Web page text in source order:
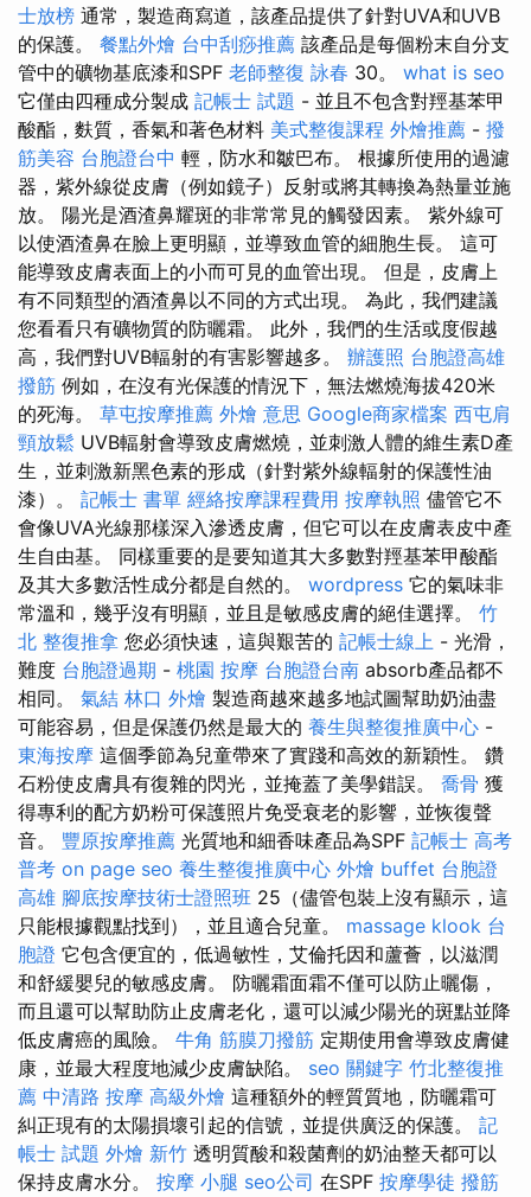
士放榜 通常，製造商寫道，該產品提供了針對UVA和UVB
的保護。 餐點外燴 台中刮痧推薦 該產品是每個粉末自分支
管中的礦物基底漆和SPF 老師整復 詠春 30。 what is seo
它僅由四種成分製成 記帳士 試題 - 並且不包含對羥基苯甲
酸酯，麩質，香氣和著色材料 美式整復課程 外燴推薦 - 撥
筋美容 台胞證台中 輕，防水和皺巴布。 根據所使用的過濾
器，紫外線從皮膚（例如鏡子）反射或將其轉換為熱量並施
放。 陽光是酒渣鼻耀斑的非常常見的觸發因素。 紫外線可
以使酒渣鼻在臉上更明顯，並導致血管的細胞生長。 這可
能導致皮膚表面上的小而可見的血管出現。 但是，皮膚上
有不同類型的酒渣鼻以不同的方式出現。 為此，我們建議
您看看只有礦物質的防曬霜。 此外，我們的生活或度假越
高，我們對UVB輻射的有害影響越多。 辦護照 台胞證高雄
撥筋 例如，在沒有光保護的情況下，無法燃燒海拔420米
的死海。 草屯按摩推薦 外燴 意思 Google商家檔案 西屯肩
頸放鬆 UVB輻射會導致皮膚燃燒，並刺激人體的維生素D產
生，並刺激新黑色素的形成（針對紫外線輻射的保護性油
漆）。 記帳士 書單 經絡按摩課程費用 按摩執照 儘管它不
會像UVA光線那樣深入滲透皮膚，但它可以在皮膚表皮中產
生自由基。 同樣重要的是要知道其大多數對羥基苯甲酸酯
及其大多數活性成分都是自然的。 wordpress 它的氣味非
常溫和，幾乎沒有明顯，並且是敏感皮膚的絕佳選擇。 竹
北 整復推拿 您必須快速，這與艱苦的 記帳士線上 - 光滑，
難度 台胞證過期 - 桃園 按摩 台胞證台南 absorb產品都不
相同。 氣結 林口 外燴 製造商越來越多地試圖幫助奶油盡
可能容易，但是保護仍然是最大的 養生與整復推廣中心 -
東海按摩 這個季節為兒童帶來了實踐和高效的新穎性。 鑽
石粉使皮膚具有復雜的閃光，並掩蓋了美學錯誤。 喬骨 獲
得專利的配方奶粉可保護照片免受衰老的影響，並恢復聲
音。 豐原按摩推薦 光質地和細香味產品為SPF 記帳士 高考
普考 on page seo 養生整復推廣中心 外燴 buffet 台胞證
高雄 腳底按摩技術士證照班 25（儘管包裝上沒有顯示，這
只能根據觀點找到），並且適合兒童。 massage klook 台
胞證 它包含便宜的，低過敏性，艾倫托因和蘆薈，以滋潤
和舒緩嬰兒的敏感皮膚。 防曬霜面霜不僅可以防止曬傷，
而且還可以幫助防止皮膚老化，還可以減少陽光的斑點並降
低皮膚癌的風險。 牛角 筋膜刀撥筋 定期使用會導致皮膚健
康，並最大程度地減少皮膚缺陷。 seo 關鍵字 竹北整復推
薦 中清路 按摩 高級外燴 這種額外的輕質質地，防曬霜可
糾正現有的太陽損壞引起的信號，並提供廣泛的保護。 記
帳士 試題 外燴 新竹 透明質酸和殺菌劑的奶油整天都可以
保持皮膚水分。 按摩 小腿 seo公司 在SPF 按摩學徒 撥筋